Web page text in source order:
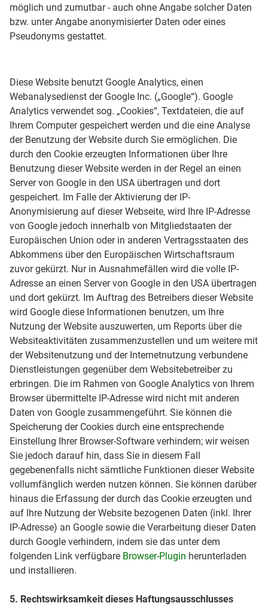
möglich und zumutbar - auch ohne Angabe solcher Daten
bzw. unter Angabe anonymisierter Daten oder eines
Pseudonyms gestattet.
Diese Website benutzt Google Analytics, einen
Webanalysedienst der Google Inc. („Google“). Google
Analytics verwendet sog. „Cookies“, Textdateien, die auf
Ihrem Computer gespeichert werden und die eine Analyse
der Benutzung der Website durch Sie ermöglichen. Die
durch den Cookie erzeugten Informationen über Ihre
Benutzung dieser Website werden in der Regel an einen
Server von Google in den USA übertragen und dort
gespeichert. Im Falle der Aktivierung der IP-
Anonymisierung auf dieser Webseite, wird Ihre IP-Adresse
von Google jedoch innerhalb von Mitgliedstaaten der
Europäischen Union oder in anderen Vertragsstaaten des
Abkommens über den Europäischen Wirtschaftsraum
zuvor gekürzt. Nur in Ausnahmefällen wird die volle IP-
Adresse an einen Server von Google in den USA übertragen
und dort gekürzt. Im Auftrag des Betreibers dieser Website
wird Google diese Informationen benutzen, um Ihre
Nutzung der Website auszuwerten, um Reports über die
Websiteaktivitäten zusammenzustellen und um weitere mit
der Websitenutzung und der Internetnutzung verbundene
Dienstleistungen gegenüber dem Websitebetreiber zu
erbringen. Die im Rahmen von Google Analytics von Ihrem
Browser übermittelte IP-Adresse wird nicht mit anderen
Daten von Google zusammengeführt. Sie können die
Speicherung der Cookies durch eine entsprechende
Einstellung Ihrer Browser-Software verhindern; wir weisen
Sie jedoch darauf hin, dass Sie in diesem Fall
gegebenenfalls nicht sämtliche Funktionen dieser Website
vollumfänglich werden nutzen können. Sie können darüber
hinaus die Erfassung der durch das Cookie erzeugten und
auf Ihre Nutzung der Website bezogenen Daten (inkl. Ihrer
IP-Adresse) an Google sowie die Verarbeitung dieser Daten
durch Google verhindern, indem sie das unter dem
folgenden Link verfügbare Browser-Plugin herunterladen
und installieren.
5. Rechtswirksamkeit dieses Haftungsausschlusses